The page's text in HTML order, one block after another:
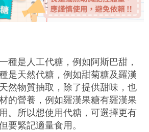
種是人工代糖，例如阿斯巴甜，
是天然代糖，例如甜菊糖及羅漢
然物質抽取，除了提供甜味，也
的營養，例如羅漢果糖有羅漢果
。所以想使用代糖，可選擇更有
要緊記適量食用。